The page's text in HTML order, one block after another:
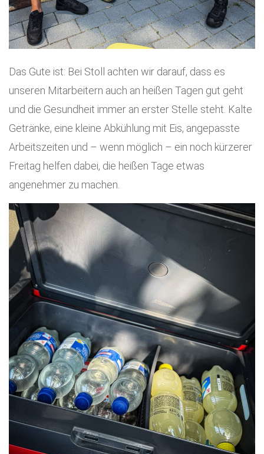
Das Gute ist: Bei Stoll achten wir darauf, dass es
unseren Mitarbeitern auch an heißen Tagen gut geht
und die Gesundheit immer an erster Stelle steht. Kalte
Getränke, eine kleine Abkühlung mit Eis, angepasste
Arbeitszeiten und – wenn möglich – ein noch kürzerer
Freitag helfen dabei, die heißen Tage etwas
angenehmer zu machen.